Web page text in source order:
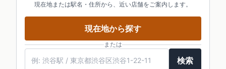
現在地または駅名・住所から、近い店舗をご案内します。
現在地から探す
または
検索